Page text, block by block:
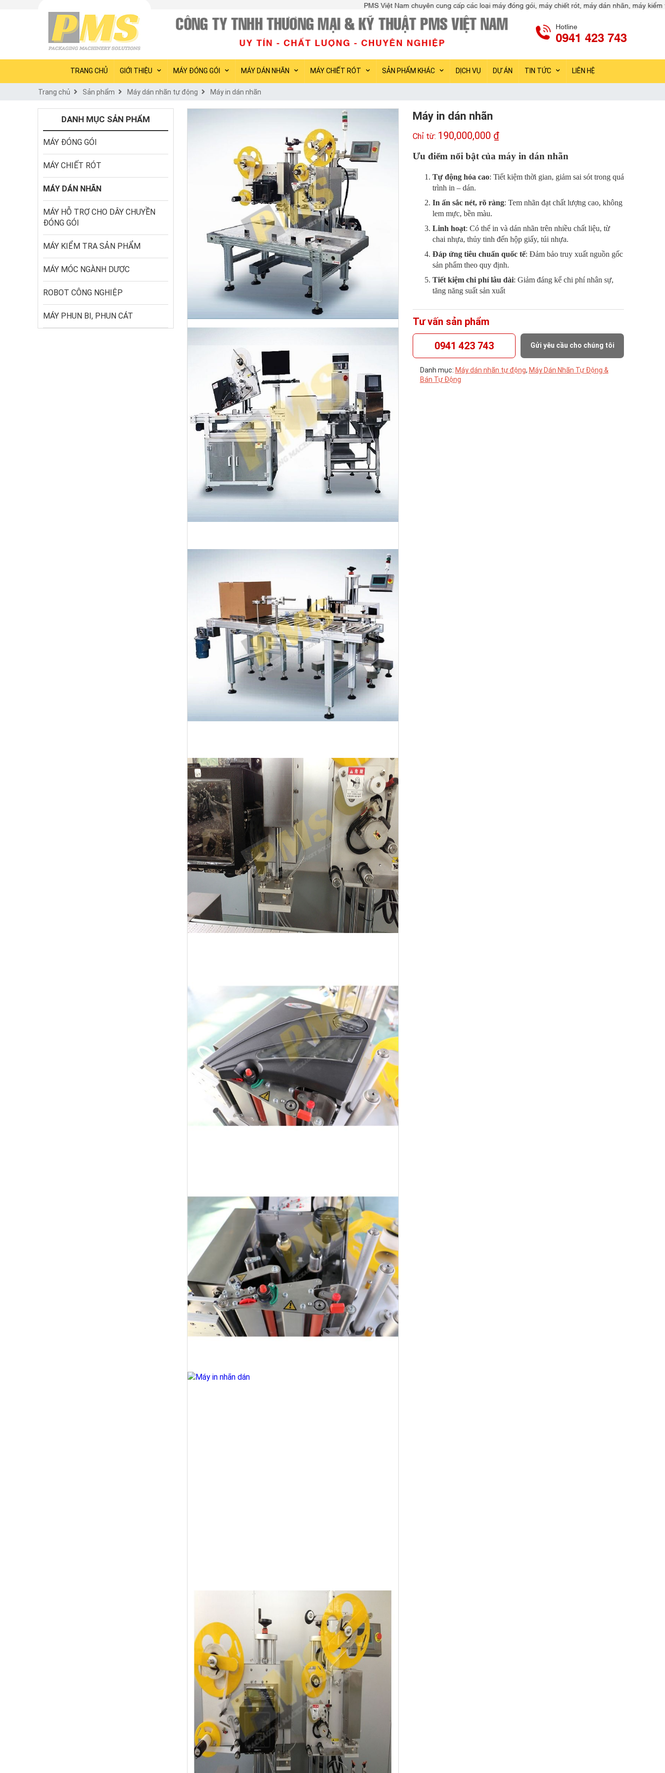
PMS Việt Nam chuyên cung cấp các loại máy đóng gói, máy chiết rót, máy dán nhãn, máy kiểm tra sản phẩm, máy móc
Hotline
0941 423 743
TRANG CHỦ GIỚI THIỆU MÁY ĐÓNG GÓI MÁY DÁN NHÃN MÁY CHIẾT RÓT SẢN PHẨM KHÁC DỊCH VỤ DỰ ÁN TIN TỨC LIÊN HỆ
Trang chủ Sản phẩm Máy dán nhãn tự động Máy in dán nhãn
DANH MỤC SẢN PHẨM
MÁY ĐÓNG GÓI
MÁY CHIẾT RÓT
MÁY DÁN NHÃN
MÁY HỖ TRỢ CHO DÂY CHUYỀN
ĐÓNG GÓI
MÁY KIỂM TRA SẢN PHẨM
MÁY MÓC NGÀNH DƯỢC
ROBOT CÔNG NGHIỆP
MÁY PHUN BI, PHUN CÁT
Máy in dán nhãn
190,000,000 ₫
Ưu điểm nổi bật của máy in dán nhãn
Tự động hóa cao: Tiết kiệm thời gian, giảm sai sót trong quá
trình in – dán.
In ấn sắc nét, rõ ràng: Tem nhãn đạt chất lượng cao, không
lem mực, bền màu.
Linh hoạt: Có thể in và dán nhãn trên nhiều chất liệu, từ
chai nhựa, thủy tinh đến hộp giấy, túi nhựa.
Đáp ứng tiêu chuẩn quốc tế: Đảm bảo truy xuất nguồn gốc
sản phẩm theo quy định.
Tiết kiệm chi phí lâu dài: Giảm đáng kể chi phí nhân sự,
tăng năng suất sản xuất
Tư vấn sản phẩm
0941 423 743 Gửi yêu cầu cho chúng tôi
Danh mục: Máy dán nhãn tự động, Máy Dán Nhãn Tự Động &
Bán Tự Động